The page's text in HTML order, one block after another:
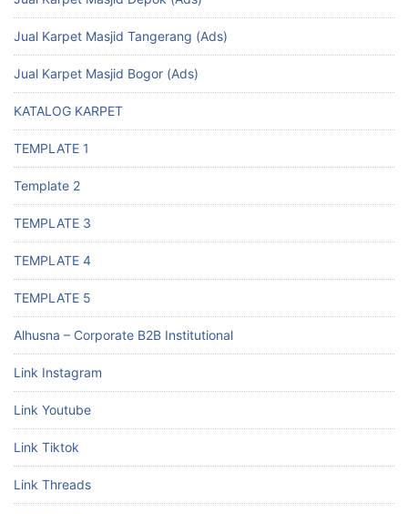
Jual Karpet Masjid Tangerang (Ads)
Jual Karpet Masjid Bogor (Ads)
KATALOG KARPET
TEMPLATE 1
Template 2
TEMPLATE 3
TEMPLATE 4
TEMPLATE 5
Alhusna – Corporate B2B Institutional
Link Instagram
Link Youtube
Link Tiktok
Link Threads